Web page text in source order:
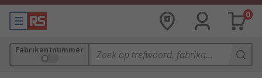
0
Fabrikantnummer